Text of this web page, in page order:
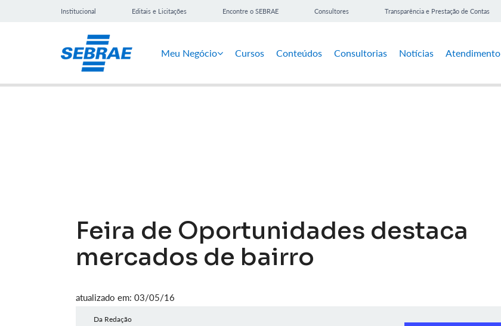
Institucional Editais e Licitações Encontre o SEBRAE Consultores Transparência e Prestação de Contas
Meu Negócio Cursos Conteúdos Consultorias Notícias Atendimento
Feira de Oportunidades destaca
mercados de bairro
atualizado em: 03/05/16
Da Redação